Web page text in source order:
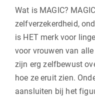
Wat is MAGIC?
zelfverzekerdheid,
is HET merk voor
voor vrouwen van
zijn erg zelfbewust
hoe ze eruit zien.
aansluiten bij het